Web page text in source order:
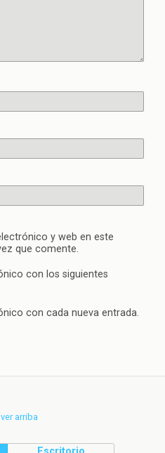
y web en este
que comente.
con los siguientes
con cada nueva entrada.
arriba